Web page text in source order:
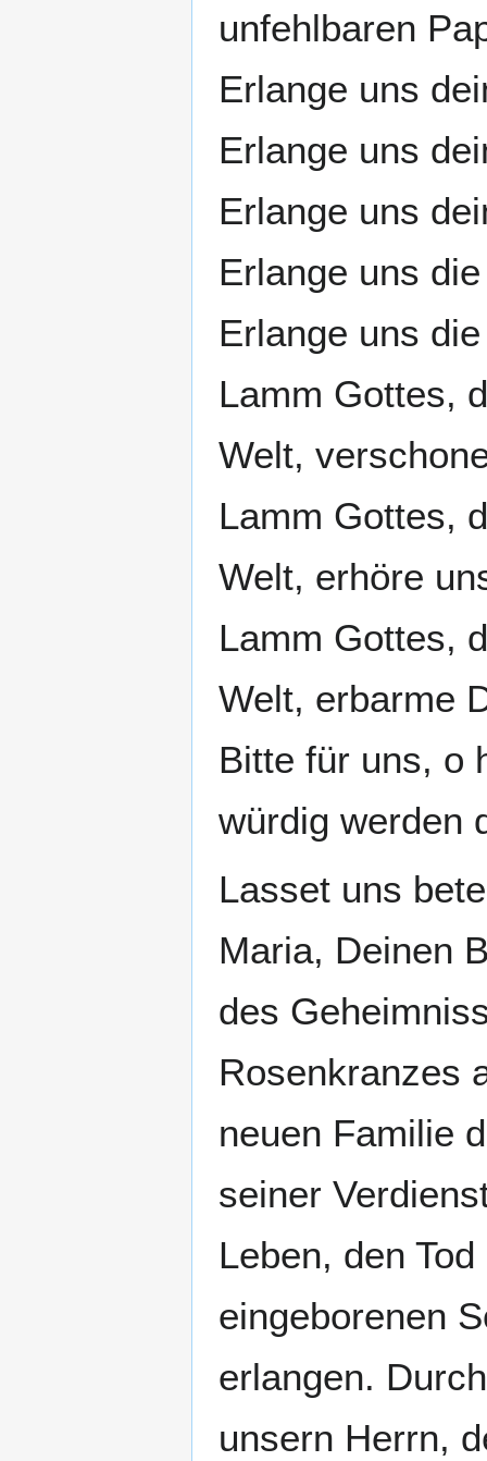
unfehlbaren
Erlange uns
Erlange uns
Erlange uns
Erlange uns
Erlange uns
Lamm Gottes,
Welt,
Lamm Gottes,
Welt, erhöre
Lamm Gottes,
Welt, erbarme
Bitte für uns, o
würdig werden
Lasset uns
Maria, Deinen
des
Rosenkranzes
neuen Familie
seiner
Leben, den
eingeborenen
erlangen.
unsern Herrn,